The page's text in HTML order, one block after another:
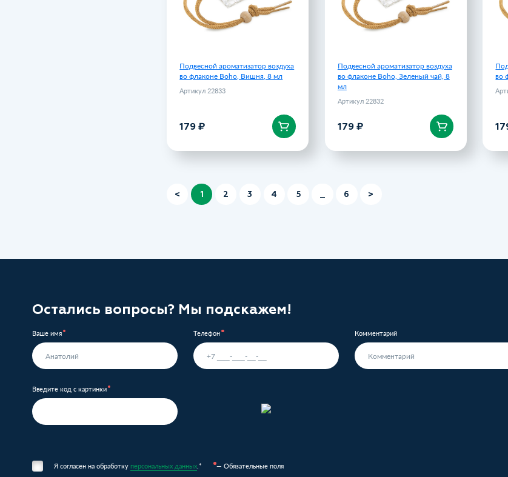
Подвесной ароматизатор воздуха
во флаконе Boho, Вишня, 8 мл
Артикул 22833
179 ₽
Подвесной ароматизатор воздуха
во флаконе Boho, Зеленый чай, 8
мл
Артикул 22832
179 ₽
во
< 1 2 3 4 5 6 >
Остались вопросы? Мы подскажем!
Ваше имя Телефон Комментарий
Введите код с картинки
Я согласен на обработку персональных данных.* — Обязательные поля